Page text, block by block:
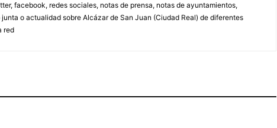
facebook, redes sociales, notas de prensa, notas de ayuntamientos,
o actualidad sobre Alcázar de San Juan (Ciudad Real) de diferentes
red